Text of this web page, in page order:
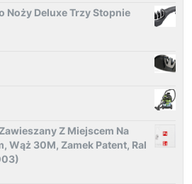
Noży Deluxe Trzy Stopnie
Z Miejscem Na
Wąż 30M, Zamek Patent, Ral